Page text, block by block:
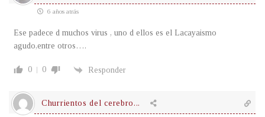
6 años atrás
Ese padece d muchos virus , uno d ellos es el Lacayaismo
agudo,entre otros….
0 0 Responder
Churrientos del cerebro...